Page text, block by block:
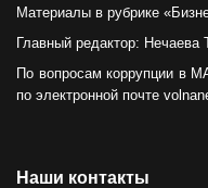
Материалы в рубрике
Главный редактор: Нечаева
По вопросам коррупции в
по электронной почте
Наши контакты